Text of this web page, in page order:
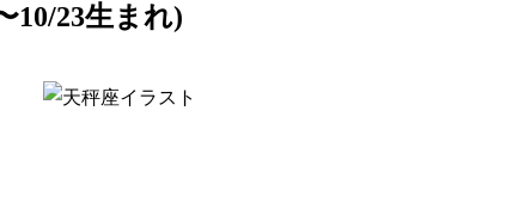
10/23生まれ)